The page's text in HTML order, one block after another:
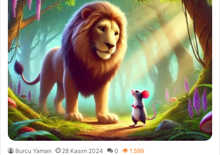
Burcu Yaman 28 Kasım 2024 0 1.599